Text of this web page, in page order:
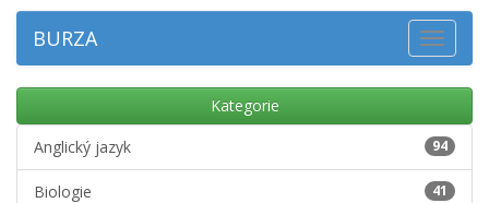
Toggle
BURZA
Kategorie
Anglický jazyk
94
Biologie 41